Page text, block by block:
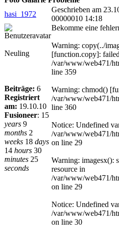
hasi_1972
Geschrieben am
00000010 14:18
Neuling
Beiträge: 6
Registriert
am: 19.10.10
Fusioneer: 15
years 9
months 2
weeks 18 days
14 hours 30
minutes 25
seconds
Bekomme eine
Warning: copy(../
[function.copy]:
/var/www/web471/
line 359
Warning: chmod()
/var/www/web471/
line 360
Notice: Undefined
/var/www/web471/
on line 29
Warning: imagesx():
resource in
/var/www/web471/
on line 29
Notice: Undefined
/var/www/web471/
on line 30